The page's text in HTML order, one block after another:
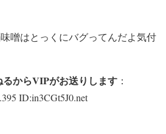
噌はとっくにバグってんだよ気付
からVIPがお送りします ：
ID:in3CGt5J0.net